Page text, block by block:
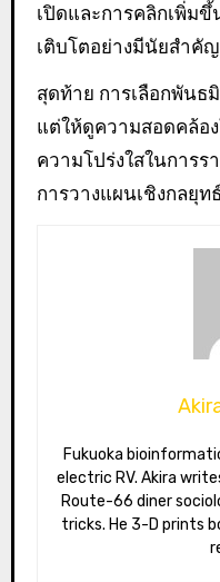
เปิดและการคลิกเพิ่ม
เติบโตอย่างมีนัยสำคัญ
สุดท้าย การเลือกพัน
แต่ให้ดูความสอดคล้อ
ความโปร่งใสในการ
การวางแผนเชิงกลยุท
Fukuoka bioinformatician road-tripping the US in an
electric RV. Akira
Route-66 diner
tricks. He 3-D prints